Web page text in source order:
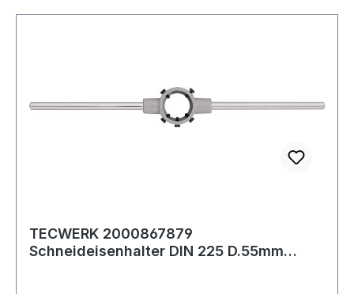
TECWERK 2000867879
Schneideisenhalter DIN 225 D.55mm